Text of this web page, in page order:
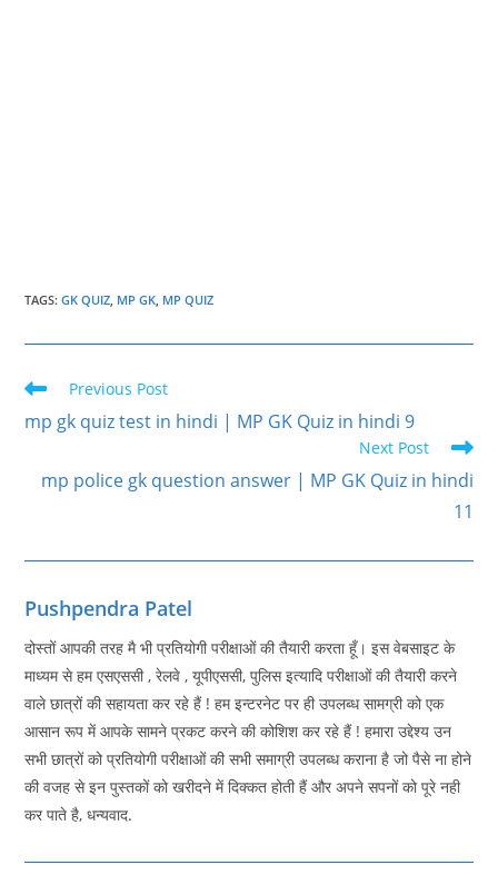
TAGS:GK QUIZ, MP GK, MP QUIZ
Read
articles
Previous Post
mp gk quiz test in hindi | MP GK Quiz in hindi 9
Next Post
mp police gk question answer | MP GK Quiz in hindi
11
Pushpendra Patel
दोस्तों आपकी तरह मै भी प्रतियोगी परीक्षाओं की तैयारी करता हूँ। इस वेबसाइट के
माध्यम से हम एसएससी , रेलवे , यूपीएससी, पुलिस इत्यादि परीक्षाओं की तैयारी करने
वाले छात्रों की सहायता कर रहे हैं ! हम इन्टरनेट पर ही उपलब्ध सामग्री को एक
आसान रूप में आपके सामने प्रकट करने की कोशिश कर रहे हैं ! हमारा उद्देश्य उन
सभी छात्रों को प्रतियोगी परीक्षाओं की सभी समाग्री उपलब्ध कराना है जो पैसे ना होने
की वजह से इन पुस्तकों को खरीदने में दिक्कत होती हैं और अपने सपनों को पूरे नही
कर पाते है, धन्यवाद.